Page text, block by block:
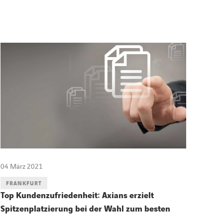
04 März 2021
FRANKFURT
Top Kundenzufriedenheit: Axians erzielt
Spitzenplatzierung bei der Wahl zum besten